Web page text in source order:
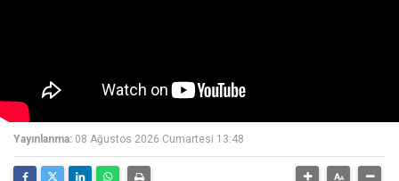
Yayınlanma: 08 Ağustos 2026 Cumartesi 13:48